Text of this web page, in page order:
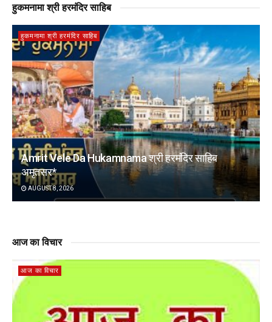
हुकमनामा श्री हरमंदिर साहिब
हुकमनामा श्री हरमंदिर साहिब
Amrit Vele Da Hukamnama श्री हरमंदिर साहिब
अमृतसर*
AUGUST 8, 2026
आज का विचार
आज का विचार